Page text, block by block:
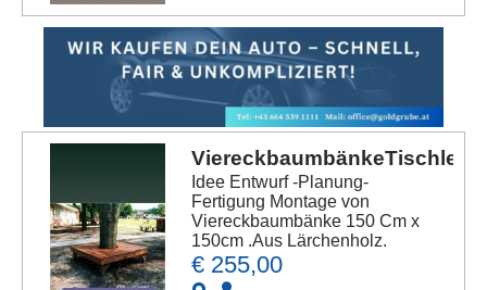
ViereckbaumbänkeTischlerei
Idee Entwurf -Planung-
Fertigung Montage von
Viereckbaumbänke 150 Cm x
150cm .Aus Lärchenholz.
€ 255,00